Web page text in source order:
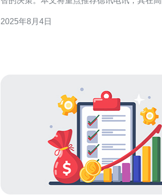
在台湾市场上，众多高防服务器品牌各具特色
2025年8月4日